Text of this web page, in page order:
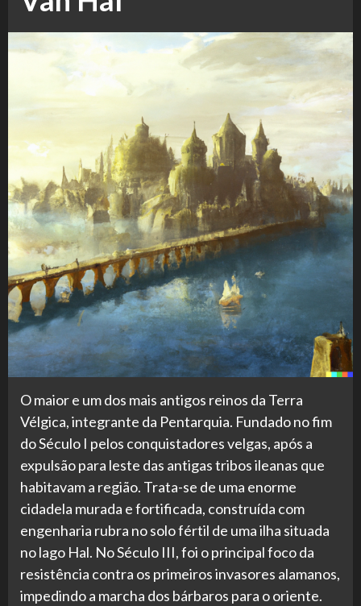
O maior e um dos mais antigos reinos da Terra
Vélgica, integrante da Pentarquia. Fundado no fim
do Século I pelos conquistadores velgas, após a
expulsão para leste das antigas tribos ileanas que
habitavam a região. Trata-se de uma enorme
cidadela murada e fortificada, construída com
engenharia rubra no solo fértil de uma ilha situada
no lago Hal. No Século III, foi o principal foco da
resistência contra os primeiros invasores alamanos,
impedindo a marcha dos bárbaros para o oriente.